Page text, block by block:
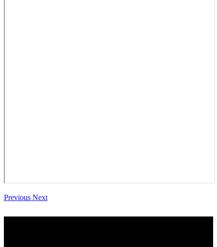
Previous Next